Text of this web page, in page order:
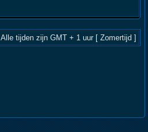
Alle tijden zijn GMT + 1 uur [ Zomertijd ]